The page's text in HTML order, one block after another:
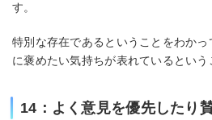
す。
特別な存在であるということをわか
に褒めたい気持ちが表れているという
14：よく意見を優先したり